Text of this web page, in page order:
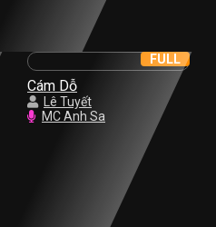
Cám Dỗ
Lê Tuyết
MC Anh Sa
FULL